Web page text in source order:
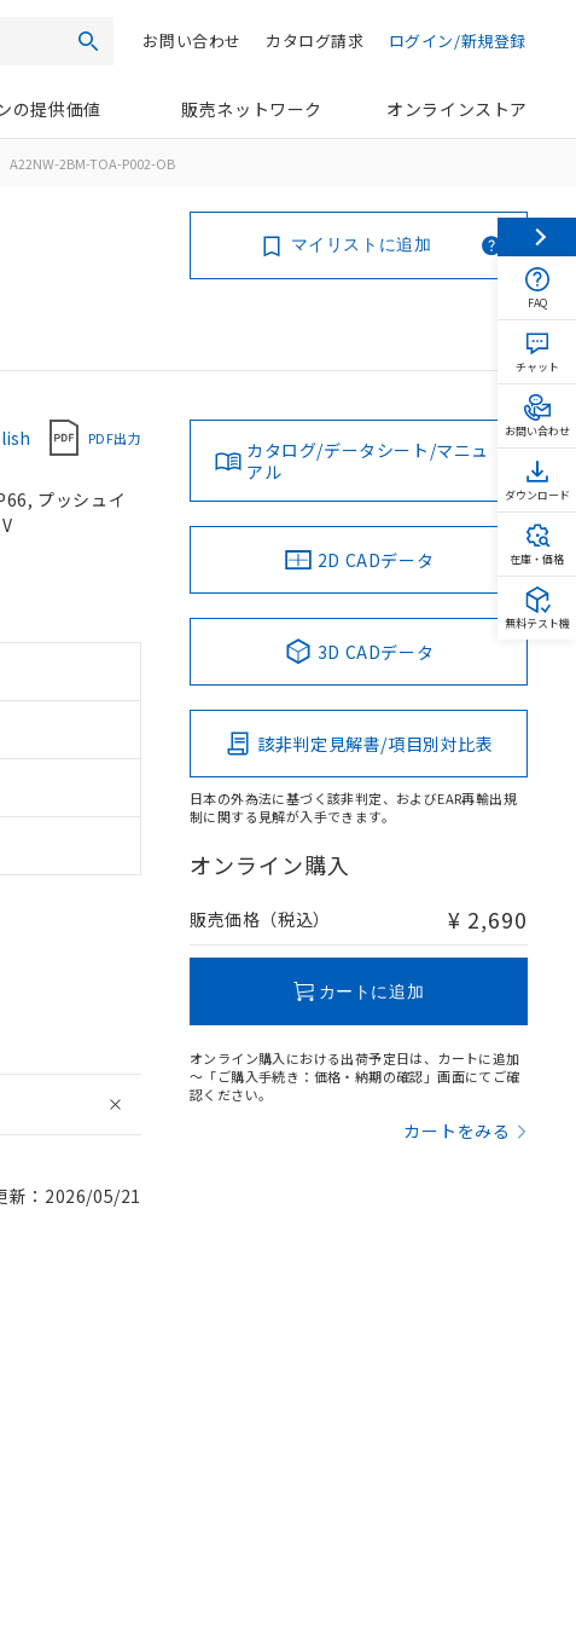
検索 ログイン/新規登録
カタログ請求
お問い合わせ
の提供価値 販売ネットワーク オンラインストア
A22NW-2BM-TOA-P002-OB
マイリストに追加
PDF出力
プッシュイ
新：2026/05/21
カタログ/データシート/マニュ
アル
2D CADデータ
3D CADデータ
該非判定見解書/項目別対比表
日本の外為法に基づく該非判定、およびEAR再輸出規
制に関する見解が入手できます。
オンライン購入
販売価格（税込） ¥ 2,690
カートに追加
オンライン購入における出荷予定日は、カートに追加
～「ご購入手続き：価格・納期の確認」画面にてご確
認ください。
カートをみる
FAQ
チャット
お問い合わせ
ダウンロード
在庫・価格
無料テスト機